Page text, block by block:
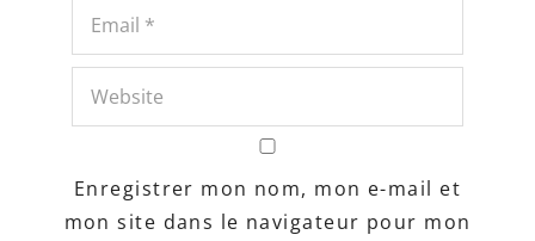
Enregistrer mon nom, mon e-mail et
mon site dans le navigateur pour mon